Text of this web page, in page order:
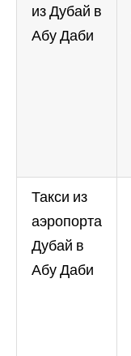
из Дубай в
Абу Даби
Такси из
аэропорта
Дубай в
Абу Даби